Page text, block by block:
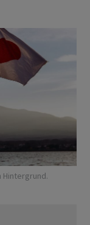
Hintergrund.